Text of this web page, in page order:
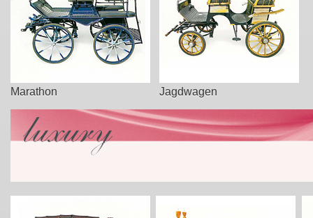
Marathon Jagdwagen